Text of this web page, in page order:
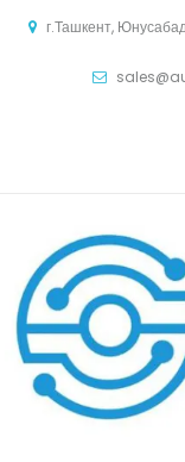
г.Ташкент,